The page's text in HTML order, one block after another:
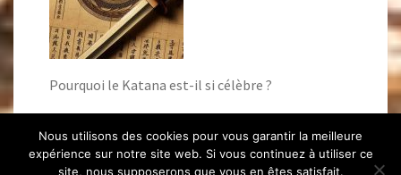
Pourquoi le Katana est-il si célèbre ?
Nous utilisons des cookies pour vous garantir la meilleure
expérience sur notre site web. Si vous continuez à utiliser ce
site, nous supposerons que vous en êtes satisfait.